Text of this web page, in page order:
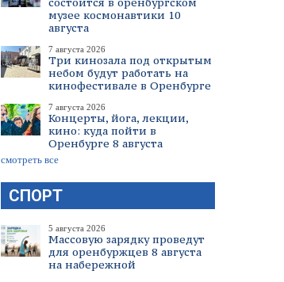
музее космонавтики 10
августа
7 августа 2026
Три кинозала под открытым
небом будут работать на
кинофестивале в Оренбурге
7 августа 2026
Концерты, йога, лекции,
кино: куда пойти в
Оренбурге 8 августа
смотреть все
СПОРТ
5 августа 2026
Массовую зарядку проведут
для оренбуржцев 8 августа
на набережной